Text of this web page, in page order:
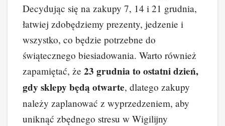
Decydując się na zakupy 7, 14 i 21 grudnia,
łatwiej zdobędziemy prezenty, jedzenie i
wszystko, co będzie potrzebne do
świątecznego biesiadowania. Warto również
zapamiętać, że 23 grudnia to ostatni dzień,
gdy sklepy będą otwarte, dlatego zakupy
należy zaplanować z wyprzedzeniem, aby
uniknąć zbędnego stresu w Wigilijny